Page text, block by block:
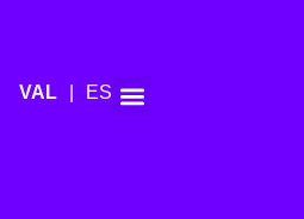
ES